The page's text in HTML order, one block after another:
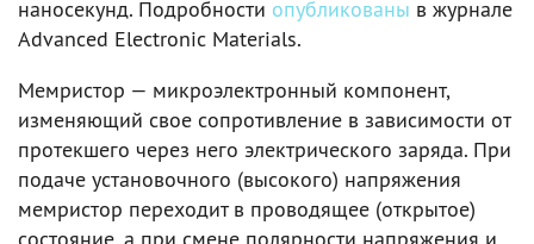
наносекунд. Подробности опубликованы в журнале
Advanced Electronic Materials.
Мемристор — микроэлектронный компонент,
изменяющий свое сопротивление в зависимости от
протекшего через него электрического заряда. При
подаче установочного (высокого) напряжения
мемристор переходит в проводящее (открытое)
состояние, а при смене полярности напряжения и